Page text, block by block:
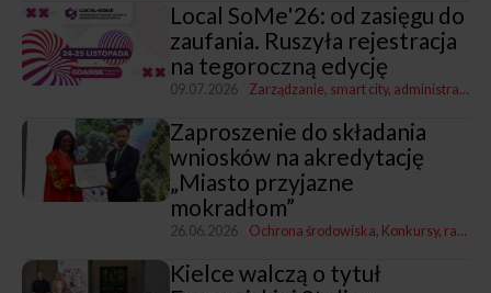
Local SoMe'26: od zasięgu do
zaufania. Ruszyła rejestracja
na tegoroczną edycję
09.07.2026 Zarządzanie, smart city, administracja
Zaproszenie do składania
wniosków na akredytację
„Miasto przyjazne
mokradłom”
26.06.2026 Ochrona środowiska Konkursy, rankingi i nagrody
Kielce walczą o tytuł